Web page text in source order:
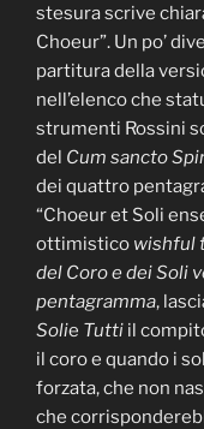
stesura scrive
Choeur”. Un po’
partitura della
nell’elenco che
strumenti Rossini
del Cum sancto
dei quattro
“Choeur et Soli
ottimistico wishful
del Coro e dei Soli
pentagramma,
Solie Tutti il
il coro e quando i
forzata, che non
che